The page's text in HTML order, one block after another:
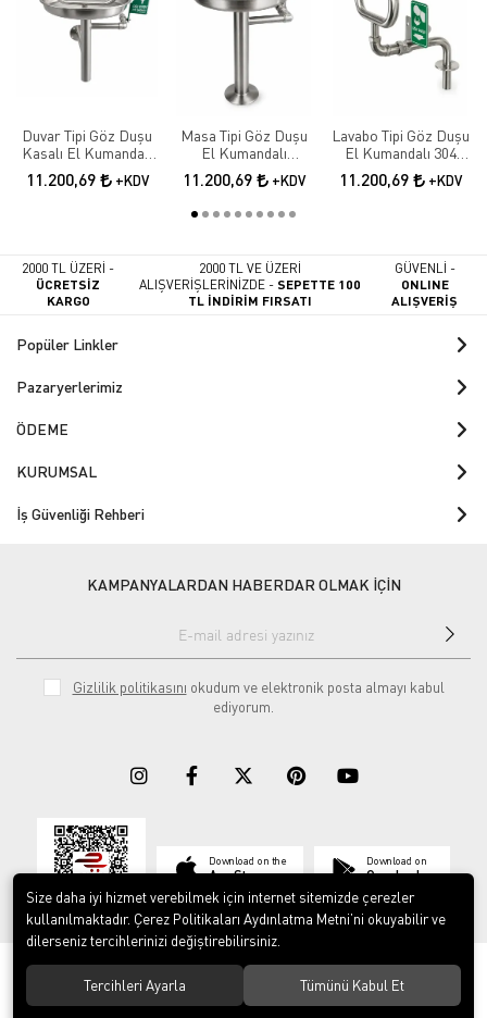
Duvar Tipi Göz Duşu
Kasalı El Kumandalı
Paslanmaz Çelik
11.200,69 +KDV
Masa Tipi Göz Duşu
El Kumandalı
Paslanmaz Çelik Göz
Yıkama İstasyonu
11.200,69 +KDV
Lavabo Tipi Göz Duşu
El Kumandalı 304
Paslanmaz Çelik Göz
Yıkama Sistemi
11.200,69 +KDV
2000 TL ÜZERİ -
ÜCRETSİZ
KARGO
2000 TL VE ÜZERİ
ALIŞVERİŞLERİNİZDE -SEPETTE 100
TL İNDİRİM FIRSATI
GÜVENLİ -
ONLINE
ALIŞVERİŞ
Popüler Linkler
Pazaryerlerimiz
ÖDEME
KURUMSAL
İş Güvenliği Rehberi
KAMPANYALARDAN HABERDAR OLMAK İÇİN
Gizlilik politikasını okudum ve elektronik posta almayı kabul
ediyorum.
Download on the
App Store
Download on
Google play
© 2023ERY İş Güvenliği Ekipmanları. Tüm hakları saklıdır.
Size daha iyi hizmet verebilmek için internet sitemizde çerezler
kullanılmaktadır. Çerez Politikaları Aydınlatma Metni’ni okuyabilir ve
dilerseniz tercihlerinizi değiştirebilirsiniz.
Tercihleri Ayarla Tümünü Kabul Et